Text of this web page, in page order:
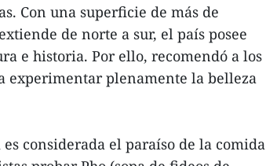
Con una superficie de más de
de norte a sur, el país posee
e historia. Por ello, recomendó a los
experimentar plenamente la belleza
considerada el paraíso de la comida